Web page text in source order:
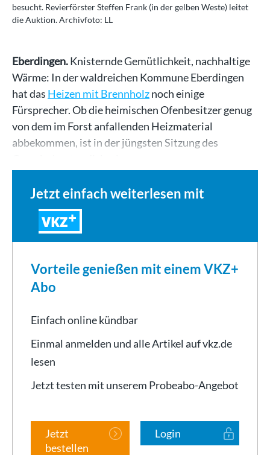
besucht. Revierförster Steffen Frank (in der gelben Weste) leitet
die Auktion. Archivfoto: LL
Eberdingen.Knisternde Gemütlichkeit, nachhaltige
Wärme: In der waldreichen Kommune Eberdingen
hat das Heizen mit Brennholznoch einige
Fürsprecher. Ob die heimischen Ofenbesitzer genug
von dem im Forst anfallenden Heizmaterial
abbekommen, ist in der jüngsten Sitzung des
Jetzt einfach weiterlesen mit
VKZ
Vorteile genießen mit einem VKZ+
Abo
Einfach online kündbar
Einmal anmelden und alle Artikel auf vkz.de
lesen
Jetzt testen mit unserem Probeabo-Angebot
Jetzt
bestellen
Login